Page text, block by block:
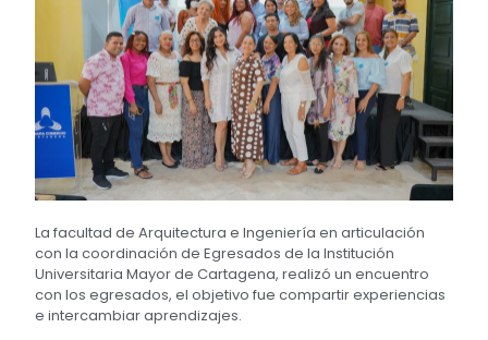
La facultad de Arquitectura e Ingeniería en articulación
con la coordinación de Egresados de la Institución
Universitaria Mayor de Cartagena, realizó un encuentro
con los egresados, el objetivo fue compartir experiencias
e intercambiar aprendizajes.